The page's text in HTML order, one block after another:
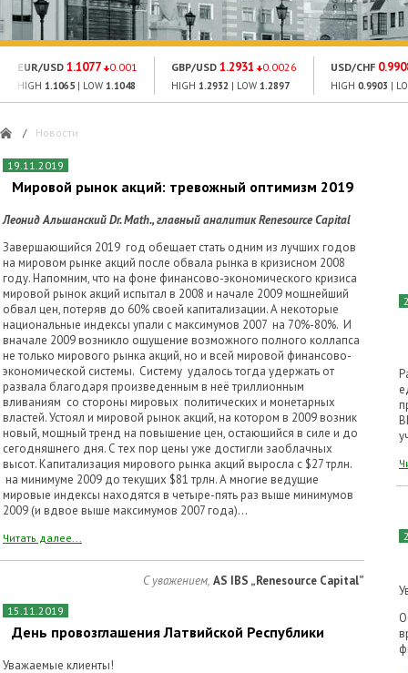
EUR/USD 1.1077 0.001
HIGH 1.1065 | LOW 1.1048
GBP/USD 1.2931 0.0026
HIGH 1.2932 | LOW 1.2897
USD/CHF
HIGH 0.9903 |
/ Новости
19.11.2019
Мировой рынок акций: тревожный оптимизм 2019
Леонид Альшанский Dr. Math., главный аналитик Renesource Capital
Завершающийся 2019 год обещает стать одним из лучших годов
на мировом рынке акций после обвала рынка в кризисном 2008
году. Напомним, что на фоне финансово-экономического кризиса
мировой рынок акций испытал в 2008 и начале 2009 мощнейший
обвал цен, потеряв до 60% своей капитализации. А некоторые
национальные индексы упали с максимумов 2007 на 70%-80%. И
вначале 2009 возникло ощущение возможного полного коллапса
не только мирового рынка акций, но и всей мировой финансово-
экономической системы. Систему удалось тогда удержать от
развала благодаря произведенным в неё триллионным
вливаниям со стороны мировых политических и монетарных
властей. Устоял и мировой рынок акций, на котором в 2009 возник
новый, мощный тренд на повышение цен, остающийся в силе и до
сегодняшнего дня. С тех пор цены уже достигли заоблачных
высот. Капитализация мирового рынка акций выросла с $27 трлн.
на минимуме 2009 до текущих $81 трлн. А многие ведущие
мировые индексы находятся в четыре-пять раз выше минимумов
2009 (и вдвое выше максимумов 2007 года)...
Читать далее...
С уважением, AS IBS „Renesource Capital”
15.11.2019
День провозглашения Латвийской Республики
Уважаемые клиенты!